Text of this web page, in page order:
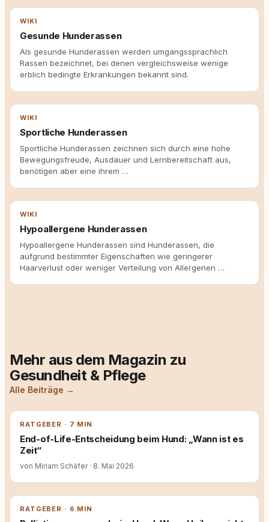
WIKI
Gesunde Hunderassen
Als gesunde Hunderassen werden umgangssprachlich
Rassen bezeichnet, bei denen vergleichsweise wenige
erblich bedingte Erkrankungen bekannt sind.
WIKI
Sportliche Hunderassen
Sportliche Hunderassen zeichnen sich durch eine hohe
Bewegungsfreude, Ausdauer und Lernbereitschaft aus,
benötigen aber eine ihrem …
WIKI
Hypoallergene Hunderassen
Hypoallergene Hunderassen sind Hunderassen, die
aufgrund bestimmter Eigenschaften wie geringerer
Haarverlust oder weniger Verteilung von Allergenen …
Mehr aus dem Magazin zu
Gesundheit & Pflege
Alle Beiträge →
RATGEBER · 7 MIN
End-of-Life-Entscheidung beim Hund: „Wann ist es
Zeit“
von Miriam Schäfer · 8. Mai 2026
RATGEBER · 6 MIN